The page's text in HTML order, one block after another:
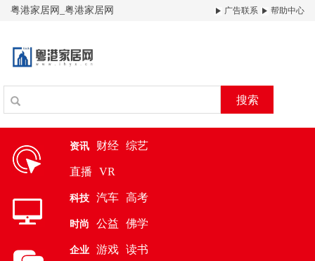
粤港家居网_粤港家居网 广告联系 帮助中心
搜索
资讯 财经 综艺
直播 VR
科技 汽车 高考
时尚 公益 佛学
企业 游戏 读书